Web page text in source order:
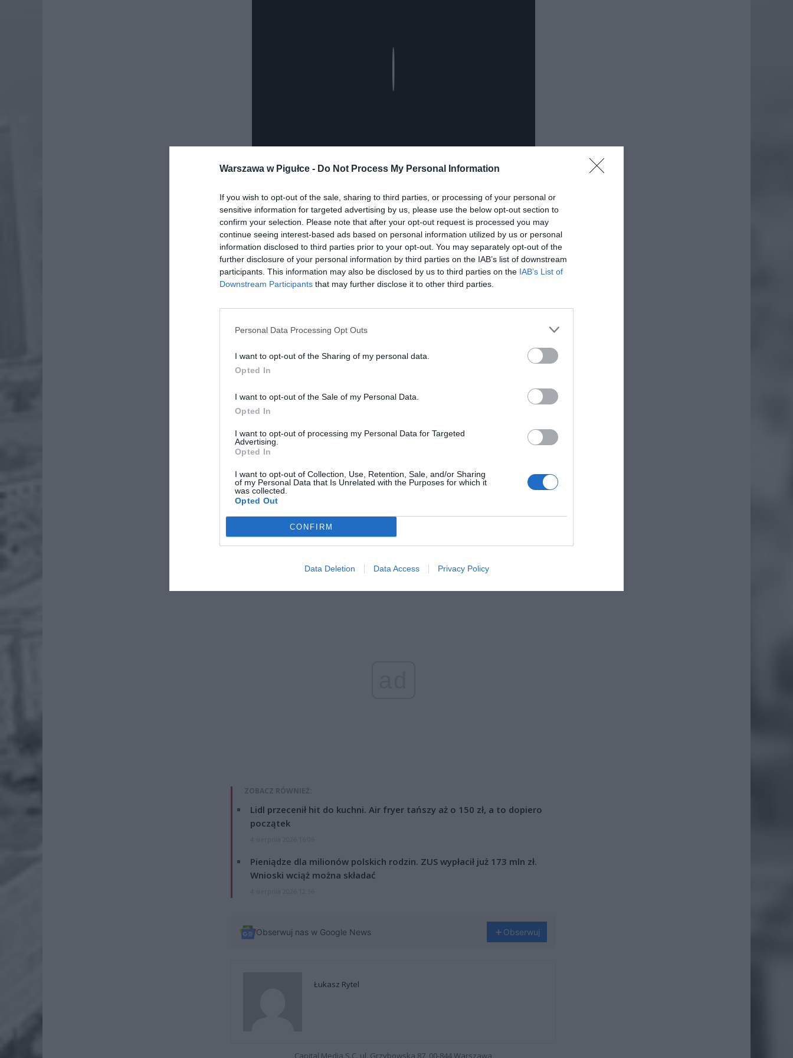
Warszawa w Pigułce - Do Not Process My Personal Information
If you wish to opt-out of the sale, sharing to third parties, or processing of your personal or
sensitive information for targeted advertising by us, please use the below opt-out section to
confirm your selection. Please note that after your opt-out request is processed you may
continue seeing interest-based ads based on personal information utilized by us or personal
information disclosed to third parties prior to your opt-out. You may separately opt-out of the
further disclosure of your personal information by third parties on the IAB’s list of downstream
participants. This information may also be disclosed by us to third parties on the IAB’s List of
Downstream Participants that may further disclose it to other third parties.
Personal Data Processing Opt Outs
I want to opt-out of the Sharing of my personal data.
Opted In
I want to opt-out of the Sale of my Personal Data.
Opted In
I want to opt-out of processing my Personal Data for Targeted
Advertising.
Opted In
I want to opt-out of Collection, Use, Retention, Sale, and/or Sharing
of my Personal Data that Is Unrelated with the Purposes for which it
was collected.
Opted Out
CONFIRM
Data Deletion Data Access Privacy Policy
ad
Fot. OSP jasieniec
Fot. OSP jasieniec
Na miejscu wypadku pracowała policja pod nadzorem prokuratora praz straż
pożarna.
Utrudnienia trwały kilka godzin.
ZOBACZ RÓWNIEŻ:
Lidl przecenił hit do kuchni. Air fryer tańszy aż o 150 zł, a to dopiero
początek
Pieniądze dla milionów polskich rodzin. ZUS wypłacił już 173 mln zł.
Wnioski wciąż można składać
Obserwuj nas w Google News Obserwuj
Łukasz Rytel
Capital Media S.C. ul. Grzybowska 87, 00-844 Warszawa